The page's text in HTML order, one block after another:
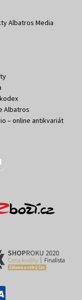
Albatros Media
Albatros
– online antikvariát